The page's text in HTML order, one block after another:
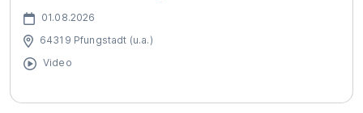
01.08.2026
64319 Pfungstadt (u.a.)
Video